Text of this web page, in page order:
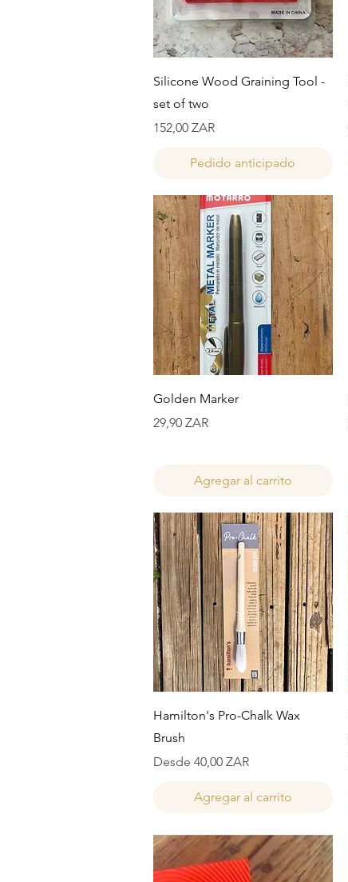
Vista rápida
Silicone Wood Graining Tool -
set of two
Precio
152,00 ZAR
Pedido anticipado
Vista rápida
Golden Marker
Precio
29,90 ZAR
Agregar al carrito
Vista rápida
Hamilton's Pro-Chalk Wax
Brush
Desde 40,00 ZAR
Precio de oferta
Agregar al carrito